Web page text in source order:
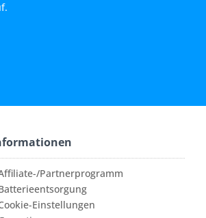
Partnerprogramm
Einstellungen